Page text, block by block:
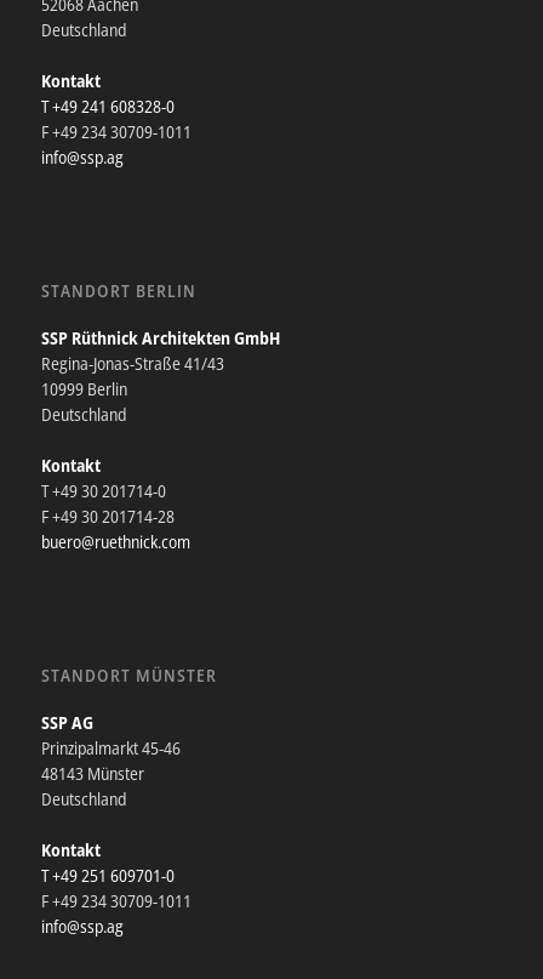
Deutschland
Kontakt
T +49 241 608328-0
F +49 234 30709-1011
info@ssp.ag
STANDORT BERLIN
SSP Rüthnick Architekten GmbH
Regina-Jonas-Straße 41/43
10999 Berlin
Deutschland
Kontakt
T +49 30 201714-0
F +49 30 201714-28
buero@ruethnick.com
STANDORT MÜNSTER
SSP AG
Prinzipalmarkt 45-46
48143 Münster
Deutschland
Kontakt
T +49 251 609701-0
F +49 234 30709-1011
info@ssp.ag